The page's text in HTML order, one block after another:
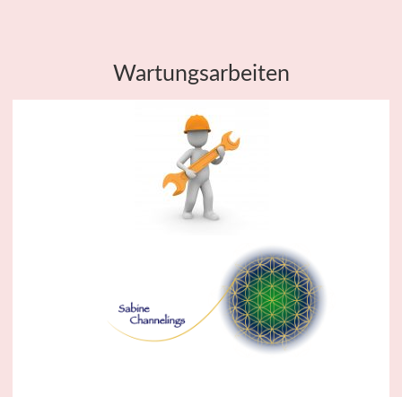
Wartungsarbeiten